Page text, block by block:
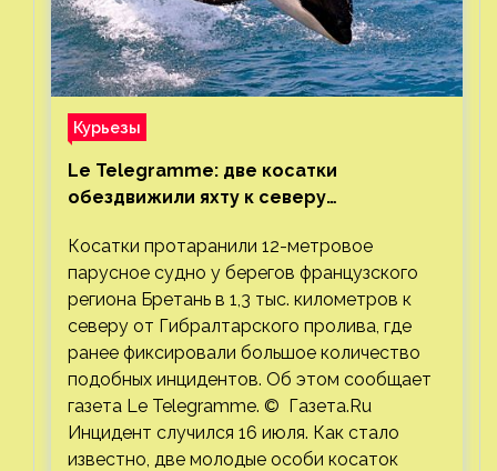
Курьезы
Le Telegramme: две косатки
обездвижили яхту к северу
Косатки протаранили 12-метровое
парусное судно у берегов французского
региона Бретань в 1,3 тыс. километров к
северу от Гибралтарского пролива, где
ранее фиксировали большое количество
подобных инцидентов. Об этом сообщает
газета Le Telegramme. © Газета.Ru
Инцидент случился 16 июля. Как стало
известно, две молодые особи косаток